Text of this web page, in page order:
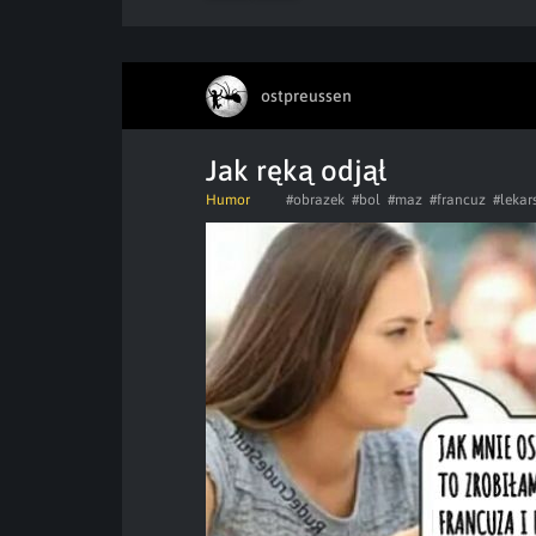
ostpreussen
Jak ręką odjął
Humor #obrazek #bol #maz #francuz